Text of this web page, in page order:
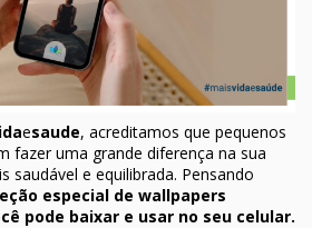
esaude, acreditamos que pequenos
fazer uma grande diferença na sua
saudável e equilibrada. Pensando
especial de wallpapers
pode baixar e usar no seu celular.